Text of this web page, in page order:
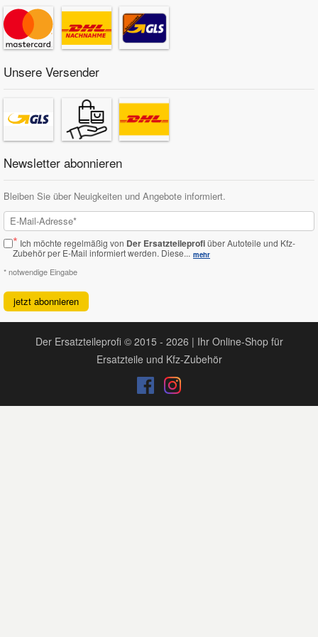
Unsere Versender
Newsletter abonnieren
Bleiben Sie über Neuigkeiten und Angebote informiert.
* Ich möchte regelmäßig von Der Ersatzteileprofiüber Autoteile und Kfz-
Zubehör per E-Mail informiert werden. Diese... mehr
* notwendige Eingabe
jetzt abonnieren
Der Ersatzteileprofi © 2015 - 2026 | Ihr Online-Shop für
Ersatzteile und Kfz-Zubehör